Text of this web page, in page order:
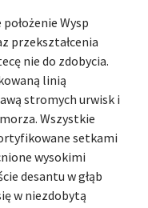
Wysp
przekształcenia
nie do zdobycia.
linią
stromych urwisk i
Wszystkie
setkami
wysokimi
desantu w głąb
w niezdobytą